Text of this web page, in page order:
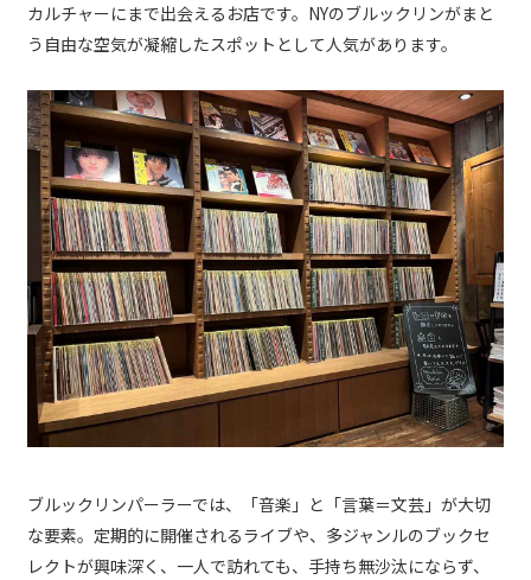
カルチャーにまで出会えるお店です。NYのブルックリンがまと
う自由な空気が凝縮したスポットとして人気があります。
ブルックリンパーラーでは、「音楽」と「言葉＝文芸」が大切
な要素。定期的に開催されるライブや、多ジャンルのブックセ
レクトが興味深く、一人で訪れても、手持ち無沙汰にならず、